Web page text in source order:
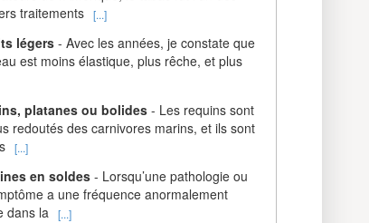
traitements [...]
légers- Avec les années, je constate que
est moins élastique, plus rêche, et plus
platanes ou bolides - Les requins sont
redoutés des carnivores marins, et ils sont
[...]
en soldes - Lorsqu’une pathologie ou
a une fréquence anormalement
dans la
[...]